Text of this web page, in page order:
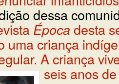
dessa
Época desta
uma criança
A criança
seis anos